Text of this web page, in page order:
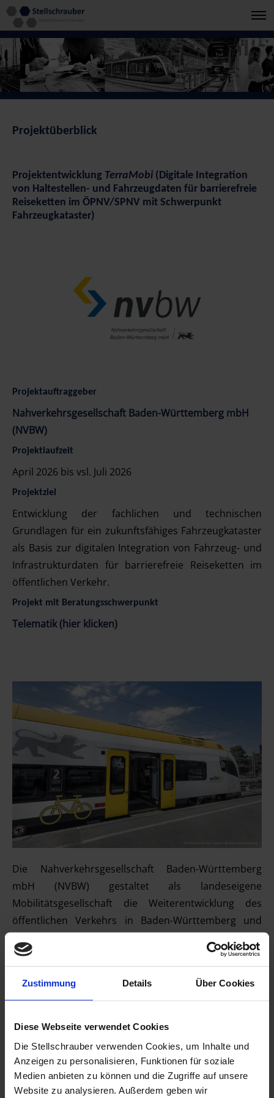
Zustimmung Details Über Cookies
Diese Webseite verwendet Cookies
Die Stellschrauber verwenden Cookies, um Inhalte und
Anzeigen zu personalisieren, Funktionen für soziale
Medien anbieten zu können und die Zugriffe auf unsere
Website zu analysieren. Außerdem geben wir
Projektüberblick
Projektentwicklung TerraMobi (Digitale Integration
von Haltestellen- und Fahrzeugdaten für barrierefreie
Reiseketten im ÖPNV/SPNV mit Schwerpunkt
Fahrzeugkataster)
Projektauftraggeber
Nahverkehrsgesellschaft Baden-Württemberg mbH
(NVBW)
Projektlaufzeit
April 2026 bis vsl. Juli 2026
Projektziel
Entwicklung der fachlichen und technischen
Grundlagen für ein zukunftsfähiges Fahrzeugkataster
als Basis zur digitalen Integration von Fahrzeug- und
Infrastrukturdaten für barrierefreie Reiseketten im
öffentlichen Verkehr.
Projekt mit Beratungsschwerpunkt
Telematik (hier klicken)
Die Nahverkehrsgesellschaft Baden-Württemberg
mbH (NVBW) gestaltet als landeseigene
Mobilitätsgesellschaft die Weiterentwicklung des
öffentlichen Verkehrs in Baden-Württemberg und
Digitalisierung sowie der Verbesserung intermodaler
Hintergrund steigender Anforderungen an die
fahrzeugbezogener Daten entwickelt die NVBW
gemeinsam mit den Stellschraubern im Rahmen der
ProjektentwicklungTerraMobidie Grundlagen für ein
zukunftsfähiges Fahrzeugkataster als Basis digitaler
und barrierefreier Reiseketten im öffentlichen